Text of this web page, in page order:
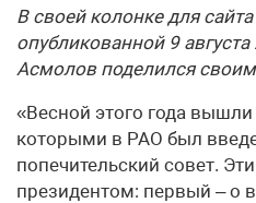
В своей колонке для
опубликованной 9
Асмолов поделился
«Весной этого года
которыми в РАО был
попечительский совет.
президентом: первый – о